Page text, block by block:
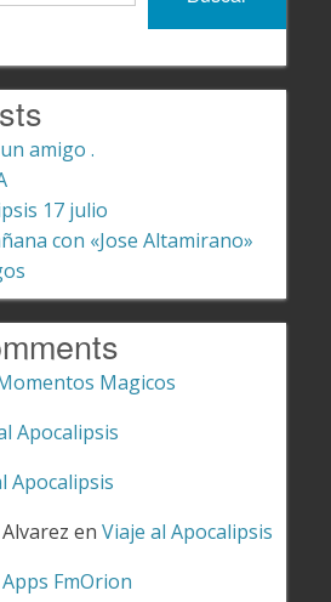
amigo .
17 julio
con «Jose Altamirano»
Magicos
Apocalipsis
Apocalipsis
enViaje al Apocalipsis
Apps FmOrion